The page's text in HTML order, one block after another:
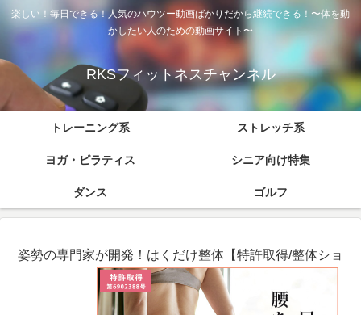
楽しい！毎日できる！人気のハウツー動画ばかりだから継続できる！〜体を動
かしたい人のための動画サイト〜
RKSフィットネスチャンネル
トレーニング系 ストレッチ系
ヨガ・ピラティス シニア向け特集
ダンス ゴルフ
姿勢の専門家が開発！はくだけ整体【特許取得/整体ショ